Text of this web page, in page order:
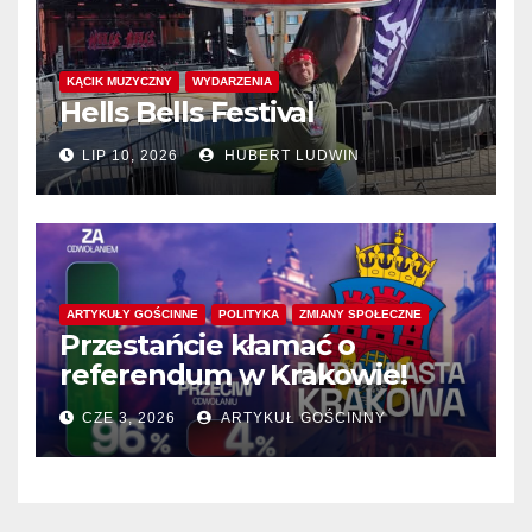
KĄCIK MUZYCZNY WYDARZENIA
Hells Bells Festival
LIP 10, 2026 HUBERT LUDWIN
ARTYKUŁY GOŚCINNE POLITYKA ZMIANY SPOŁECZNE
Przestańcie kłamać o
referendum w Krakowie!
CZE 3, 2026 ARTYKUŁ GOŚCINNY